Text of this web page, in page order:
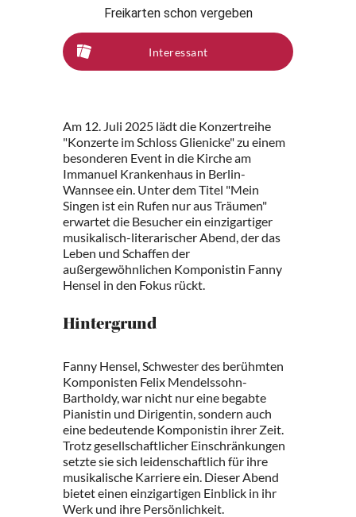
Freikarten schon vergeben
Interessant
Am 12. Juli 2025 lädt die Konzertreihe
"Konzerte im Schloss Glienicke" zu einem
besonderen Event in die Kirche am
Immanuel Krankenhaus in Berlin-
Wannsee ein. Unter dem Titel "Mein
Singen ist ein Rufen nur aus Träumen"
erwartet die Besucher ein einzigartiger
musikalisch-literarischer Abend, der das
Leben und Schaffen der
außergewöhnlichen Komponistin Fanny
Hensel in den Fokus rückt.
Hintergrund
Fanny Hensel, Schwester des berühmten
Komponisten Felix Mendelssohn-
Bartholdy, war nicht nur eine begabte
Pianistin und Dirigentin, sondern auch
eine bedeutende Komponistin ihrer Zeit.
Trotz gesellschaftlicher Einschränkungen
setzte sie sich leidenschaftlich für ihre
musikalische Karriere ein. Dieser Abend
bietet einen einzigartigen Einblick in ihr
Werk und ihre Persönlichkeit.